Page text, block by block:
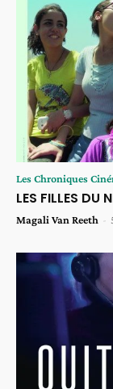
Les Chroniques
LES FILLES
Magali Van Reeth -